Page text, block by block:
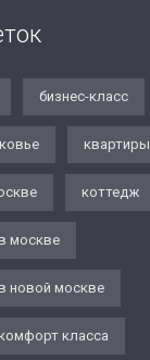
бизнес-класс
квартиры
коттедж
москве
новой москве
класса